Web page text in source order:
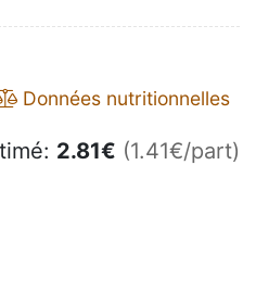
Données nutritionnelles
2.81€ (1.41€/part)